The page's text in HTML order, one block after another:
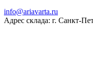
ur.atravaira@ofni
Адрес склада: г. Санкт-